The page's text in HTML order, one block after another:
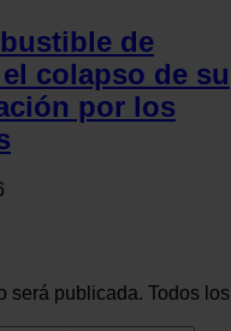
de
colapso de su
por los
será publicada. Todos los